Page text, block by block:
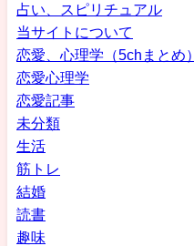
占い、スピリチュアル
当サイトについて
恋愛、心理学（5chまとめ）
恋愛心理学
恋愛記事
未分類
生活
筋トレ
結婚
読書
趣味